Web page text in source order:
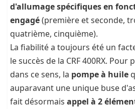
d'allumage spécifiques en
engagé(première et seconde,
quatrième, cinquième).
La fiabilité a toujours été un
le succès de la CRF 400RX.
dans ce sens, la pompe à huile
auparavant une unique buse
fait désormais appel à 2